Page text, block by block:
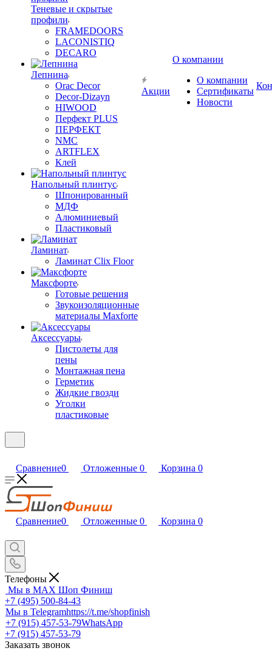
Теневые и скрытые
профили
FRAMEDOORS
LACONISTIQ
DECARO
Лепнина
Orac Decor
Decor-Dizayn
HIWOOD
Перфект PLUS
ПЕРФЕКТ
NMC
ARTFLEX
Клей
Напольный плинтус
Шпонированный
МДФ
Алюминиевый
Пластиковый
Ламинат
Ламинат Clix Floor
Максфорте
Готовые решения
Звукоизоляционные
материалы Maxforte
Аксессуары
Пистолеты для
пены
Монтажная пена
Герметик
Жидкие гвозди
Уголки
пластиковые
Акции
О компании
О компании
Сертификаты
Новости
Сравнение0 Отложенные 0 Корзина 0
Сравнение0 Отложенные 0 Корзина 0
Телефоны
Мы в MAX Шоп Финиш
+7 (495) 500-84-43
Мы в Telegramhttps://t.me/shopfinish
+7 (915) 457-53-79WhatsApp
+7 (915) 457-53-79
Заказать звонок